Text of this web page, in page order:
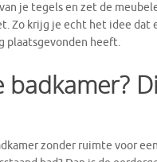
je tegels en zet de
Zo krijg je echt het idee dat
plaatsgevonden heeft.
badkamer?
zonder ruimte voor